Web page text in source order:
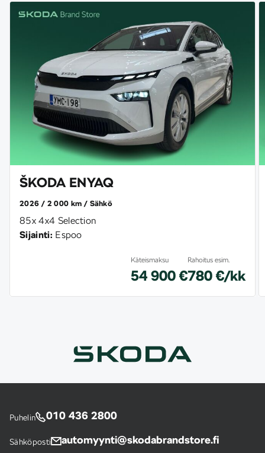
ŠKODA ENYAQ
2026 2 000 km Sähkö
85x 4x4 Selection
Sijainti: Espoo
Käteismaksu
54 900 €
Rahoitus esim.
780 €/kk
Puhelin 010 436 2800
Sähköposti automyynti@skodabrandstore.fi